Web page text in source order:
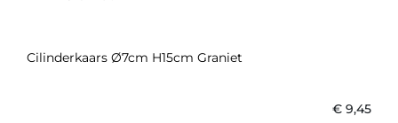
Cilinderkaars Ø7cm H15cm Graniet
€ 9,45